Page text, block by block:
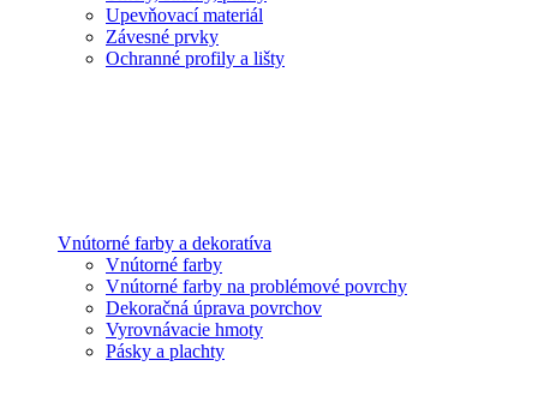
Upevňovací materiál
Závesné prvky
Ochranné profily a lišty
Vnútorné farby a dekoratíva
Vnútorné farby
Vnútorné farby na problémové povrchy
Dekoračná úprava povrchov
Vyrovnávacie hmoty
Pásky a plachty